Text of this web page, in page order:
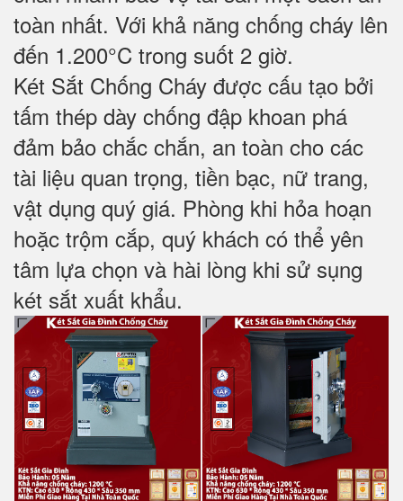
toàn nhất. Với khả năng chống cháy lên
đến 1.200°C trong suốt 2 giờ.
Két Sắt Chống Cháy được cấu tạo bởi
tấm thép dày chống đập khoan phá
đảm bảo chắc chắn, an toàn cho các
tài liệu quan trọng, tiền bạc, nữ trang,
vật dụng quý giá. Phòng khi hỏa hoạn
hoặc trộm cắp, quý khách có thể yên
tâm lựa chọn và hài lòng khi sử sụng
két sắt xuất khẩu.